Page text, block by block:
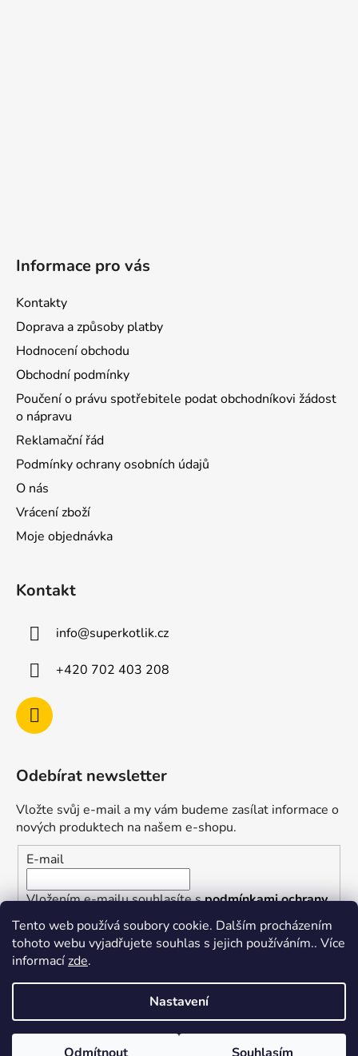
Tento web používá soubory cookie. Dalším procházením
tohoto webu vyjadřujete souhlas s jejich používáním.. Více
informacízde.
Nastavení
Informace pro vás
Kontakty
Doprava a způsoby platby
Hodnocení obchodu
Obchodní podmínky
Poučení o právu spotřebitele podat obchodníkovi žádost
o nápravu
Reklamační řád
Podmínky ochrany osobních údajů
O nás
Vrácení zboží
Moje objednávka
Kontakt
info@superkotlik.cz
+420 702 403 208
Odebírat newsletter
Vložte svůj e-mail a my vám budeme zasílat informace o
nových produktech na našem e-shopu.
E-mail
Vložením e-mailu souhlasíte spodmínkami ochrany
osobních údajů
PŘIHLÁSIT SE
Vytvořil Shoptet